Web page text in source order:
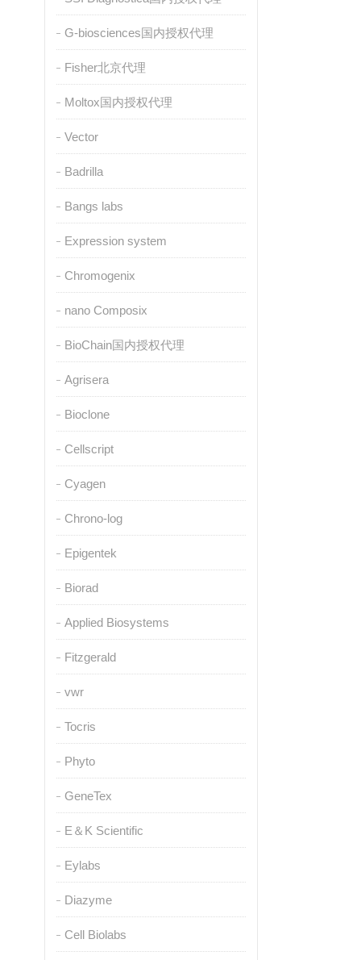
G-biosciences国内授权代理
Fisher北京代理
Moltox国内授权代理
Vector
Badrilla
Bangs labs
Expression system
Chromogenix
nano Composix
BioChain国内授权代理
Agrisera
Bioclone
Cellscript
Cyagen
Chrono-log
Epigentek
Biorad
Applied Biosystems
Fitzgerald
vwr
Tocris
Phyto
GeneTex
E＆K Scientific
Eylabs
Diazyme
Cell Biolabs